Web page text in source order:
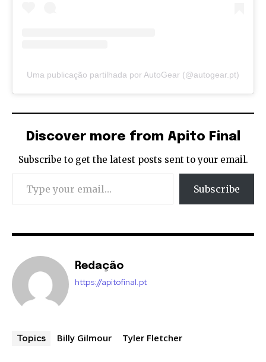
Uma publicação partilhada por AutoGear (@autogear.pt)
Discover more from Apito Final
Subscribe to get the latest posts sent to your email.
Type your email…
Subscribe
Redação
https://apitofinal.pt
Topics Billy Gilmour Tyler Fletcher